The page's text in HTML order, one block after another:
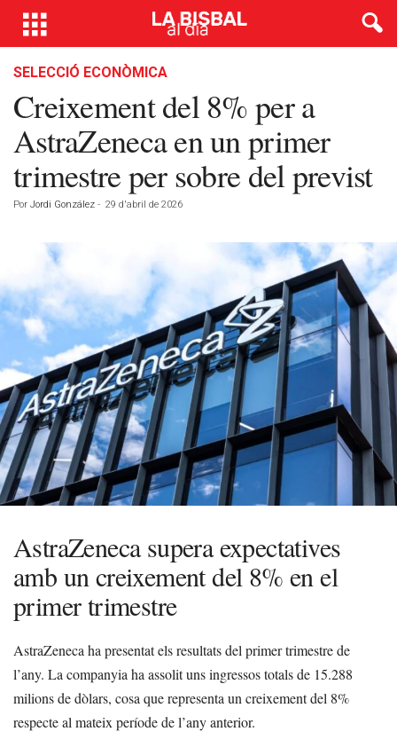
SELECCIÓ ECONÒMICA
Creixement del 8% per a
AstraZeneca en un primer
trimestre per sobre del previst
Por Jordi González - 29 d'abril de 2026
AstraZeneca supera expectatives
amb un creixement del 8% en el
primer trimestre
AstraZeneca ha presentat els resultats del primer trimestre de
l’any. La companyia ha assolit uns ingressos totals de 15.288
milions de dòlars, cosa que representa un creixement del 8%
respecte al mateix període de l’any anterior.